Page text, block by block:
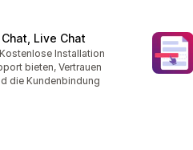
Live Chat
insgesamt
Kostenlose Installation
bieten, Vertrauen
die Kundenbindung